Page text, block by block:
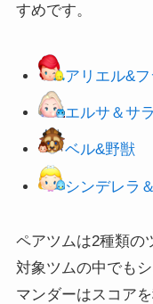
すめです。
アリエル&
エルサ＆サ
ベル&野獣
シンデレラ
ペアツムは2種類の
対象ツムの中でも
マンダーはスコア